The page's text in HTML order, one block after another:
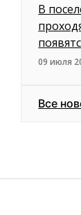
В
09 июля
Все